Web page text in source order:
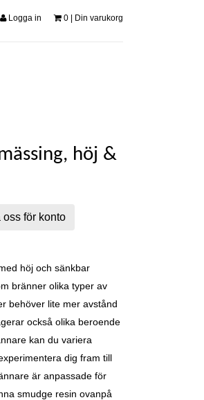
Logga in 0 | Din varukorg
höj &
oss för konto
höj och sänkbar
bränner olika typer av
behöver lite mer avstånd
också olika beroende
kan du variera
dig fram till
är anpassade för
smudge resin ovanpå